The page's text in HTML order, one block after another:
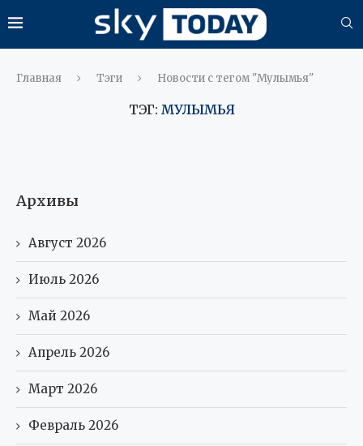
Главная Тэги Новости с тегом "Мулымья"
ТЭГ: МУЛЫМЬЯ
Архивы
Август 2026
Июль 2026
Май 2026
Апрель 2026
Март 2026
Февраль 2026